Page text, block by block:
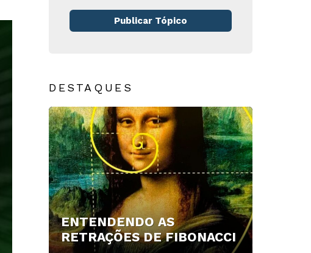
Publicar Tópico
DESTAQUES
ENTENDENDO AS
RETRAÇÕES DE FIBONACCI